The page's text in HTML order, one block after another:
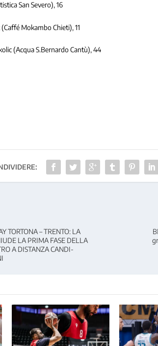
San Severo), 16
Mokambo Chieti), 11
(Acqua S.Bernardo Cantù), 44
TORTONA – TRENTO: LA
LA PRIMA FASE DELLA
A DISTANZA CANDI-